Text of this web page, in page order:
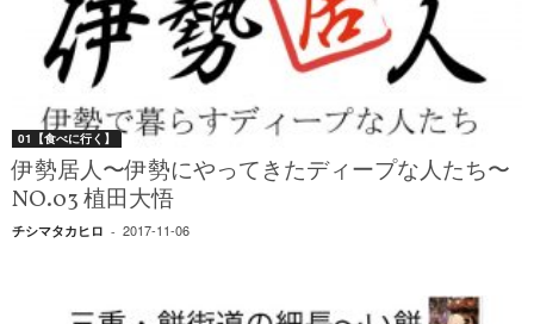
01【食べに行く】
伊勢居人〜伊勢にやってきたディープな人たち〜
NO.03 植田大悟
チシマタカヒロ - 2017-11-06